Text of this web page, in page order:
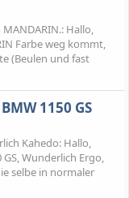
MANDARIN.: Hallo,
Farbe weg kommt,
(Beulen und fast
1150 GS
Kahedo: Hallo,
Wunderlich Ergo,
selbe in normaler